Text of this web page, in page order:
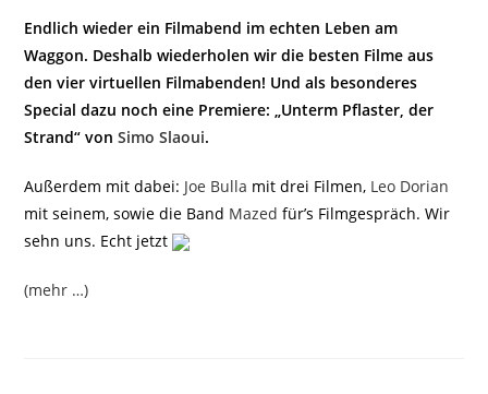
Endlich wieder ein Filmabend im echten Leben am
Waggon. Deshalb wiederholen wir die besten Filme aus
den vier virtuellen Filmabenden! Und als besonderes
Special dazu noch eine Premiere: „Unterm Pflaster, der
Strand“ vonSimo Slaoui.
Außerdem mit dabei: Joe Bulla mit drei Filmen, Leo Dorian
mit seinem, sowie die Band Mazed für’s Filmgespräch. Wir
sehn uns. Echt jetzt
(mehr …)